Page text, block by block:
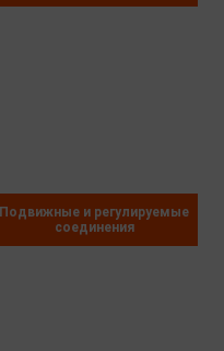
Подвижные и регулируемые
соединения